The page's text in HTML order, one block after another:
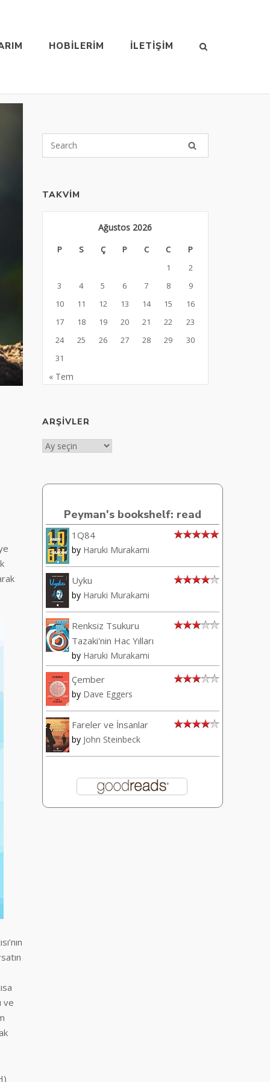
HOBILERIM İLETIŞIM
ve
TAKVIM
Ağustos 2026
P S Ç P C C
P
1
2
3
4 5 6 7 8
9
10
11 12 13 14 15
16
17
18 19 20 21 22
23
24
25 26 27 28 29
30
31
« Tem
ARŞIVLER
Arşivler
Peyman's bookshelf: read
1Q84
by Haruki Murakami
Uyku
by Haruki Murakami
Renksiz Tsukuru
Tazaki'nin Hac Yılları
by Haruki Murakami
Çember
by Dave Eggers
Fareler ve İnsanlar
by John Steinbeck